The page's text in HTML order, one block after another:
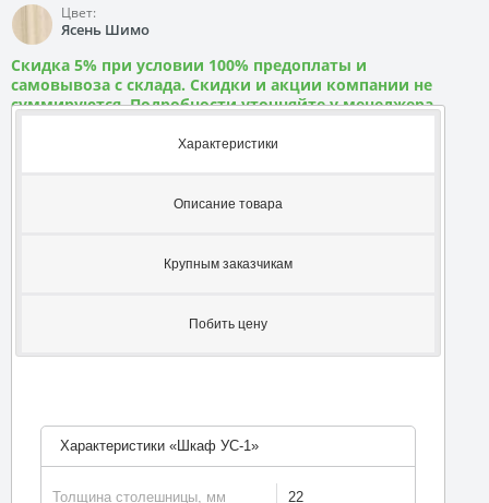
Цвет:
Ясень Шимо
Скидка 5% при условии 100% предоплаты и
самовывоза с склада. Скидки и акции компании не
суммируются. Подробности уточняйте у менеджера
Характеристики
Описание товара
Крупным заказчикам
Побить цену
Характеристики «Шкаф УС-1»
Толщина столешницы, мм
22